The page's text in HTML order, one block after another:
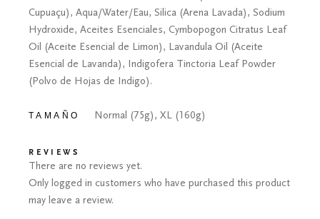
Cupuaçu), Aqua/Water/Eau, Silica (Arena Lavada), Sodium
Hydroxide, Aceites Esenciales, Cymbopogon Citratus Leaf
Oil (Aceite Esencial de Limon), Lavandula Oil (Aceite
Esencial de Lavanda), Indigofera Tinctoria Leaf Powder
(Polvo de Hojas de Indigo).
TAMAÑO Normal (75g), XL (160g)
REVIEWS
There are no reviews yet.
Only logged in customers who have purchased this product
may leave a review.